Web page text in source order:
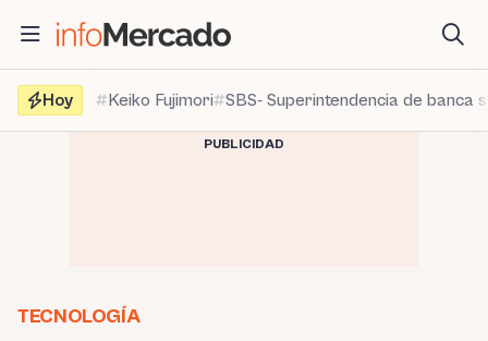
contenido
Hoy
Keiko Fujimori SBS- Superintendencia de banca
PUBLICIDAD
TECNOLOGÍA